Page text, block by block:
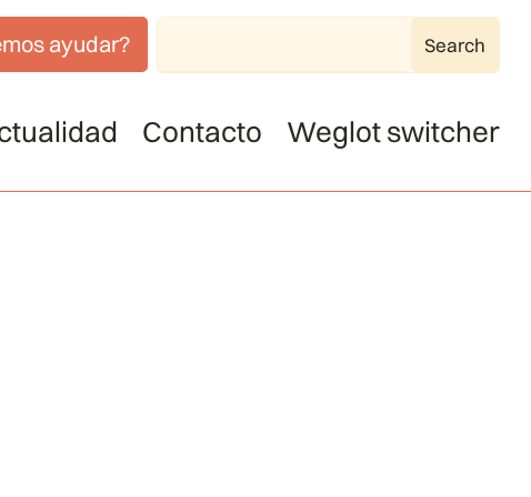
ayudar?
Contacto Weglot switcher